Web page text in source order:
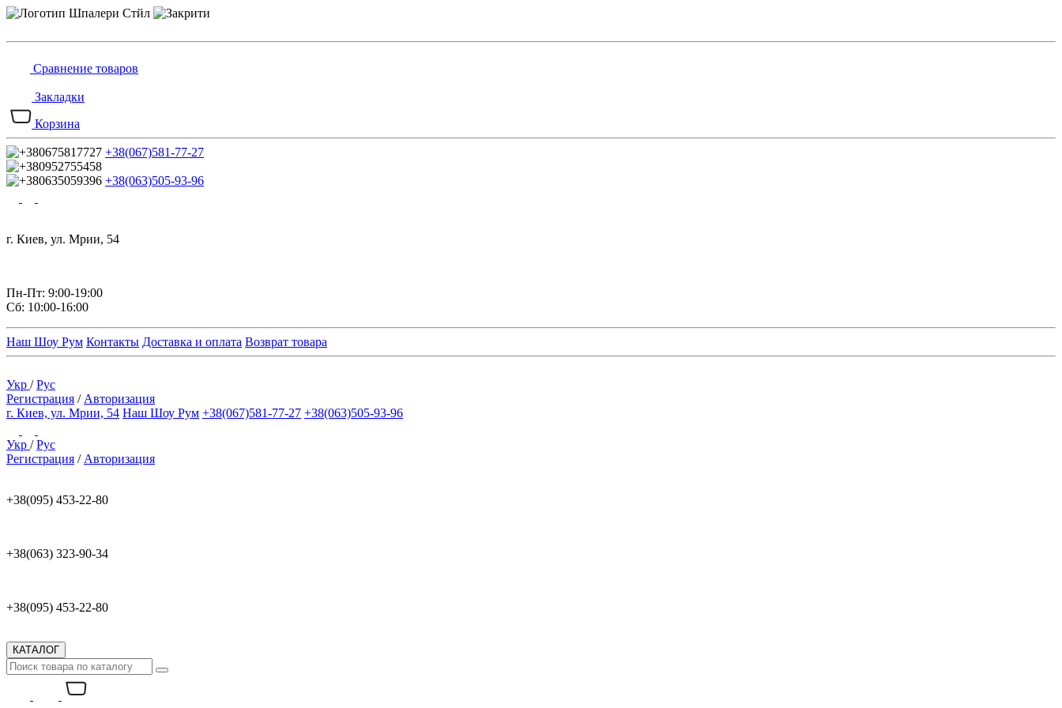
Сравнение товаров
Закладки
Корзина
+38(067)581-77-27
+38(063)505-93-96
г. Киев, ул. Мрии, 54
Пн-Пт: 9:00-19:00
Сб: 10:00-16:00
Наш Шоу Рум Контакты Доставка и оплата Возврат товара
Укр /Рус
Регистрация / Авторизация
г. Киев, ул. Мрии, 54 Наш Шоу Рум +38(067)581-77-27 +38(063)505-93-96
Укр /Рус
Регистрация / Авторизация
+38(095) 453-22-80
+38(063) 323-90-34
+38(095) 453-22-80
КАТАЛОГ